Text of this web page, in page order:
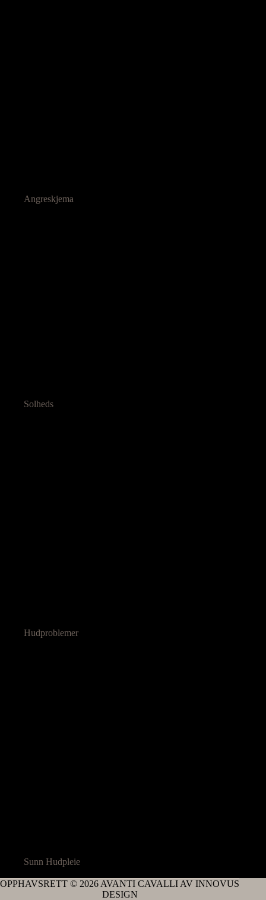
Angreskjema
Solheds
Hudproblemer
Sunn Hudpleie
OPPHAVSRETT © 2026 AVANTI CAVALLI AV INNOVUS
DESIGN